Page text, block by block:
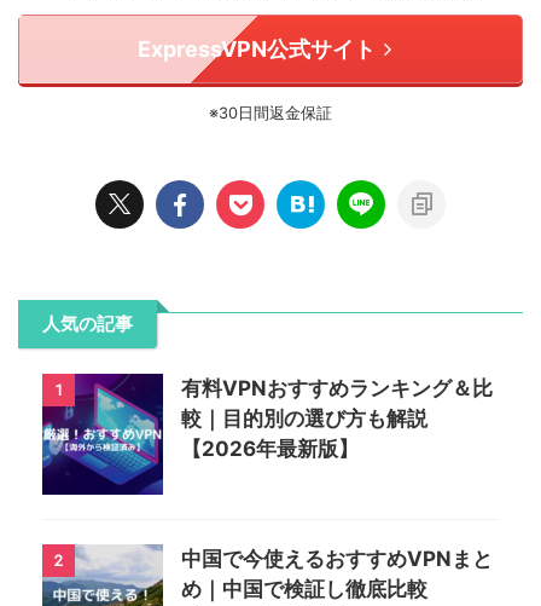
ExpressVPN公式サイト
※30日間返金保証
人気の記事
1
有料VPNおすすめランキング＆比
較｜目的別の選び方も解説
【2026年最新版】
2
中国で今使えるおすすめVPNまと
め｜中国で検証し徹底比較